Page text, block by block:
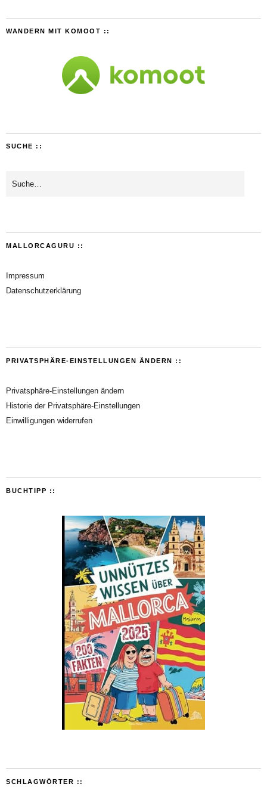
WANDERN MIT KOMOOT ::
SUCHE ::
MALLORCAGURU ::
Impressum
Datenschutzerklärung
PRIVATSPHÄRE-EINSTELLUNGEN ÄNDERN ::
Privatsphäre-Einstellungen ändern
Historie der Privatsphäre-Einstellungen
Einwilligungen widerrufen
BUCHTIPP ::
SCHLAGWÖRTER ::